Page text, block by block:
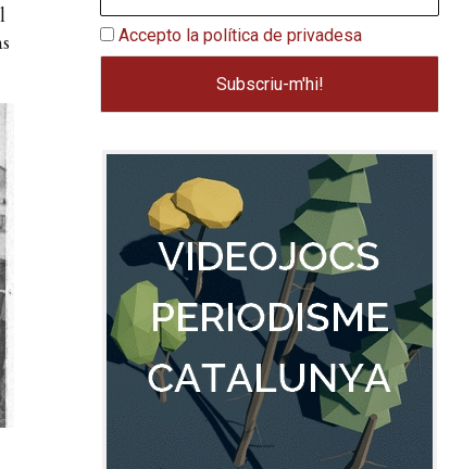
Accepto la política de privadesa